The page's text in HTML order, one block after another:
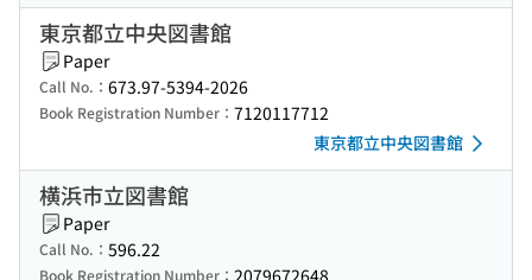
東京都立中央図書館
Paper
Call No.： 673.97-5394-2026
Book Registration Number： 7120117712
東京都立中央図書館
横浜市立図書館
Paper
Call No.： 596.22
Book Registration Number： 2079672648